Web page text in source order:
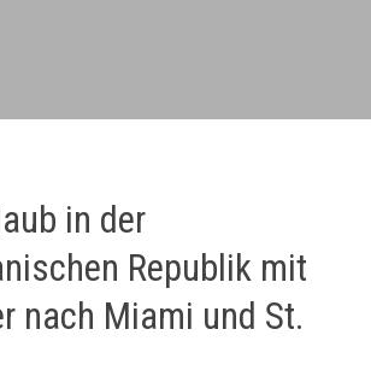
in der
Republik mit
nach Miami und St.